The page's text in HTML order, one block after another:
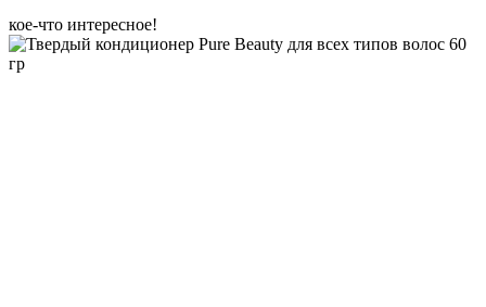
кое-что интересное!